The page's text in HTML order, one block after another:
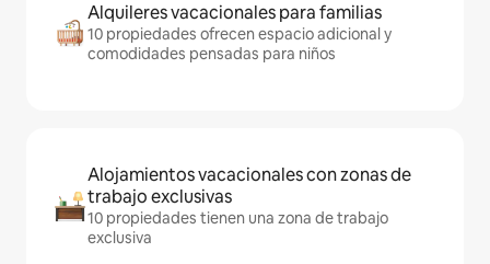
Alquileres vacacionales para familias
10 propiedades ofrecen espacio adicional y
comodidades pensadas para niños
Alojamientos vacacionales con zonas de
trabajo exclusivas
10 propiedades tienen una zona de trabajo
exclusiva